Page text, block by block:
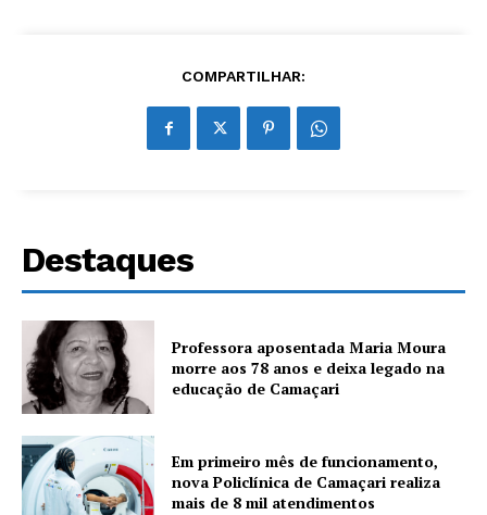
COMPARTILHAR:
Destaques
Professora aposentada Maria Moura
morre aos 78 anos e deixa legado na
educação de Camaçari
Em primeiro mês de funcionamento,
nova Policlínica de Camaçari realiza
mais de 8 mil atendimentos